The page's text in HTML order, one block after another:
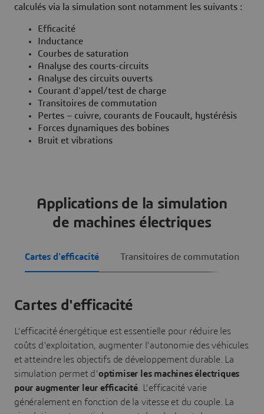
calculés via la simulation sont notamment les suivants :
Efficacité
Inductance
Courbes de saturation
Analyse des courts-circuits
Analyse des circuits ouverts
Courant d'appel/test de charge
Transitoires de commutation
Pertes – cuivre, courants de Foucault, hystérésis
Forces dynamiques des bobines
Bruit et vibrations
Applications de la simulation
de machines électriques
Cartes d'efficacité Transitoires de commutation
Cartes d'efficacité
L'efficacité énergétique est essentielle pour réduire les
coûts d'exploitation, augmenter l'autonomie des véhicules
et atteindre les objectifs de développement durable. La
simulation permet d'optimiser les machines électriques
pour augmenter leur efficacité . L'efficacité varie
généralement en fonction de la vitesse et du couple. La